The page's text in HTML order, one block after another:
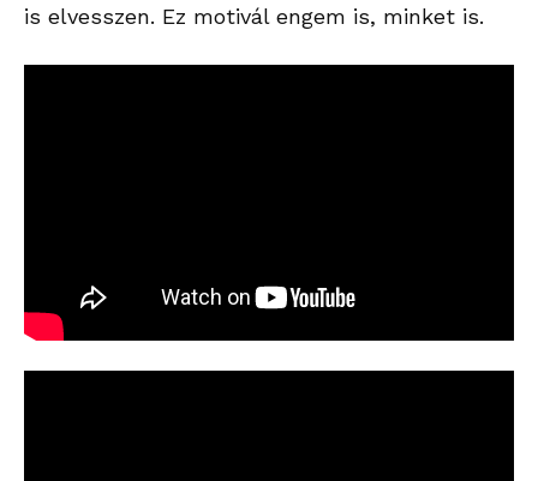
is elvesszen. Ez motivál engem is, minket is.